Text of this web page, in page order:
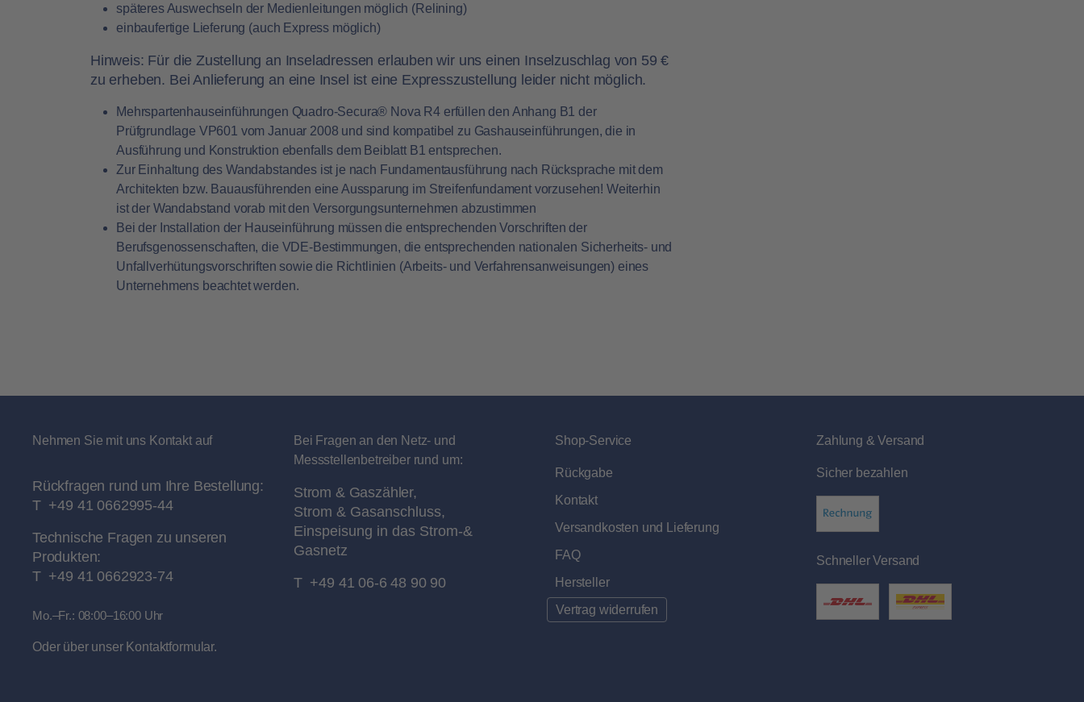
späteres Auswechseln der Medienleitungen möglich (Relining)
einbaufertige Lieferung (auch Express möglich)
Hinweis: Für die Zustellung an Inseladressen erlauben wir uns einen Inselzuschlag von 59 €
zu erheben. Bei Anlieferung an eine Insel ist eine Expresszustellung leider nicht möglich.
Mehrspartenhauseinführungen Quadro-Secura® Nova R4 erfüllen den Anhang B1 der
Prüfgrundlage VP601 vom Januar 2008 und sind kompatibel zu Gashauseinführungen, die in
Ausführung und Konstruktion ebenfalls dem Beiblatt B1 entsprechen.
Zur Einhaltung des Wandabstandes ist je nach Fundamentausführung nach Rücksprache mit dem
Architekten bzw. Bauausführenden eine Aussparung im Streifenfundament vorzusehen! Weiterhin
ist der Wandabstand vorab mit den Versorgungsunternehmen abzustimmen
Bei der Installation der Hauseinführung müssen die entsprechenden Vorschriften der
Berufsgenossenschaften, die VDE-Bestimmungen, die entsprechenden nationalen Sicherheits- und
Unfallverhütungsvorschriften sowie die Richtlinien (Arbeits- und Verfahrensanweisungen) eines
Unternehmens beachtet werden.
Nehmen Sie mit uns Kontakt auf
Rückfragen rund um Ihre Bestellung:
T +49 41 0662995-44
Technische Fragen zu unseren
Produkten:
T +49 41 0662923-74
Mo.–Fr.: 08:00–16:00 Uhr
Oder über unser Kontaktformular.
Bei Fragen an den Netz- und
Messstellenbetreiber rund um:
Strom & Gaszähler,
Strom & Gasanschluss,
Einspeisung in das Strom-&
Gasnetz
T +49 41 06-6 48 90 90
Shop-Service
Rückgabe
Kontakt
Versandkosten und Lieferung
FAQ
Hersteller
Vertrag widerrufen
Zahlung & Versand
Sicher bezahlen
Schneller Versand